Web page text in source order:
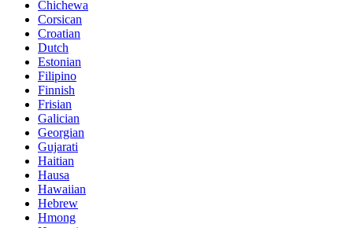
Chichewa
Corsican
Croatian
Dutch
Estonian
Filipino
Finnish
Frisian
Galician
Georgian
Gujarati
Haitian
Hausa
Hawaiian
Hebrew
Hmong